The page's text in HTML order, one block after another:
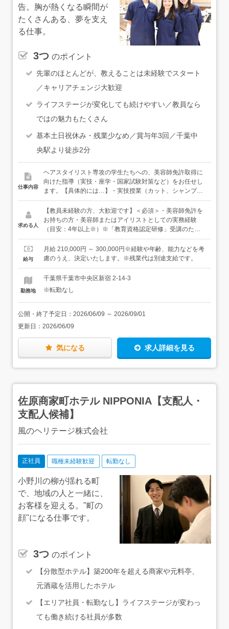
告。胸が熱くなる瞬間が
たくさんある、夢を支え
る仕事。
3つ のポイント
先輩のほとんどが、教えることは未経験でスタート
／キャリアチェンジ大歓迎
ライフステージが変化しても続けやすい／教員なら
ではの魅力もたくさん
基本土日祝休み・残業少なめ／賞与年3回／千葉中
央駅より徒歩2分
仕事内容
ヘアスタイリスト専攻の学生たちへの、美容師免許取得に
向けた指導（実技・座学・国家試験対策など）をお任せし
ます。【具体的には…】・実技授業（カット、シャンプ
ー、カラー、パーマなど）・座学授業（美容技術理論な
ど）・国家試験対策・担任業務（進路相談、生活指導な
ど）・広報業務（オープンキャンパスや体験授業の運営な
ど）・学校行事の運営（入学式、卒業式、学園祭、スポー
て、授業に入っていただきます。授業の進め方や学生との
接し方など、現場を見ながら少しずつ覚えていきましょ
きましょう。ゆくゆくは進路相談や国家試験対策など、担
任業務もお任せできるようになっていただければと思いま
す。★授業は1クラスを1〜2人で担当することもあれば、
複数クラス合同で4〜5人の講師が入る授業もあります。★
入職後に「教育資格認定研修」（美容学校で教えるための
講習）を受講していただきます。★20代～30代の教員が男
女とも活躍中！
求める人
【教員未経験の方、大歓迎です】＜必須＞・美容師免許を
お持ちの方・美容師またはアイリストとしての実務経験
（目安：4年以上※）※「教育資格認定研修」受講のため
＜歓迎＞・まつげエクステンション（アイリスト）経験の
ある方＜こんなタイプに向いています＞・美容師としての
セカンドキャリアを考えている方・美容師の仕事は好きだ
方・チームで楽しく、前向きに働きたい方★きちんとした
て嬉しかった」経験がある方や、「お客様に簡単なヘアア
レンジをお教えするのが好き」という方も、大丈夫です！
給与
月給 210,000円 ～ 300,000円※経験や年齢、能力などを考
慮のうえ、決定いたします。※残業代は別途支給です。
勤務地
千葉県千葉市中央区新宿 2-14-3
※転勤なし
公開・終了予定日： 2026/06/09 ～ 2026/09/01
更新日： 2026/06/09
気になる 求人詳細を見る
佐原商家町ホテル NIPPONIA【支配人・
支配人候補】
風のヘリテージ株式会社
正社員 職種未経験歓迎 転勤なし
小野川の柳が揺れる町
で、地域の人と一緒に、
お客様を迎える。"町の
顔"になる仕事です。
3つ のポイント
【分散型ホテル】築200年を超える商家や元料亭、
元酒蔵を活用したホテル
【エリア社員・転勤なし】ライフステージが変わっ
ても働き続ける社員が多数